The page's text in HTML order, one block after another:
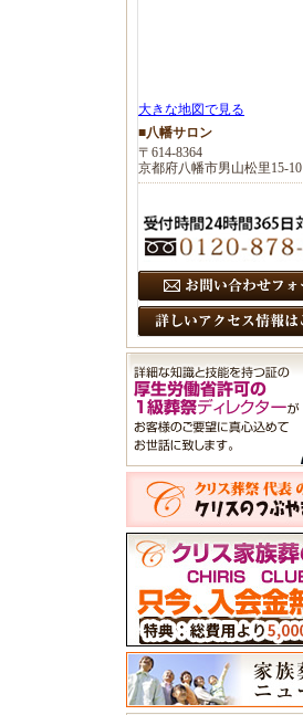
大きな地図で見る
■八幡サロン
〒614-8364
京都府八幡市男山松里15-10